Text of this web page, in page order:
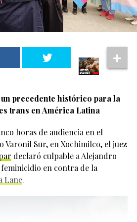
el trabajo de Bailey conThe
creada por el actor en
destinados a grupos
del mundo.
del proyecto y aceptó porque
quería generar un
vivir siendo
durante
y me
precedente histórico para la
trans en América Latina
horas de audiencia en el
Varonil Sur, en Xochimilco, el juez
declaró culpable a Alejandro
en contra de la
Lane.